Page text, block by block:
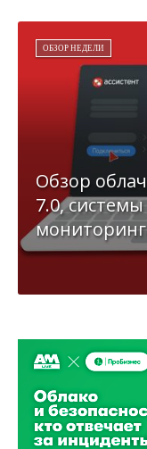
ОБЗОР НЕДЕЛИ
Обзор
7.0,